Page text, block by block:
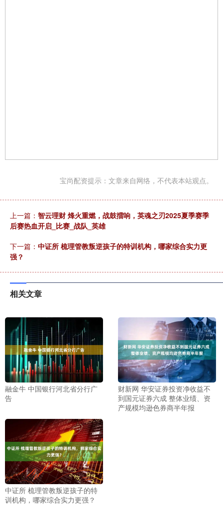
宝尚配资提示：文章来自网络，不代表本站观点。
上一篇： 智云理财 烽火重燃，战鼓擂响，英魂之刃2025夏季赛季
后赛热血开启_比赛_战队_英雄
下一篇： 中证所 梳理管教叛逆孩子的特训机构，哪家综合实力更
强？
相关文章
融金牛 中国银行河北省分行广
告
财新网 华安证券投资净收益不
到国元证券六成 整体业绩、资
产规模均逊色券商半年报
中证所 梳理管教叛逆孩子的特
训机构，哪家综合实力更强？